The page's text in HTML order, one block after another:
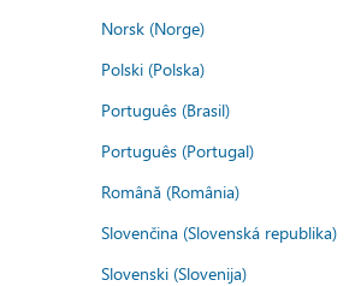
Norsk (Norge)
Polski (Polska)
Português (Brasil)
Português (Portugal)
Română (România)
Slovenčina (Slovenská republika)
Slovenski (Slovenija)